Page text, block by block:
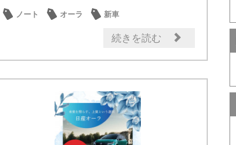
ノート オーラ
新車
試乗車・展示車
続きを読む